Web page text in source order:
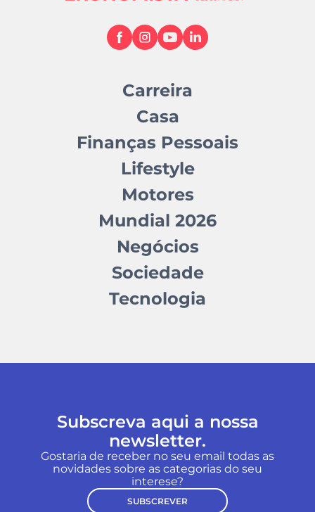
Carreira
Casa
Finanças Pessoais
Lifestyle
Motores
Mundial 2026
Negócios
Sociedade
Tecnologia
Subscreva aqui a nossa
newsletter.
Gostaria de receber no seu email todas as
novidades sobre as categorias do seu
interese?
SUBSCREVER